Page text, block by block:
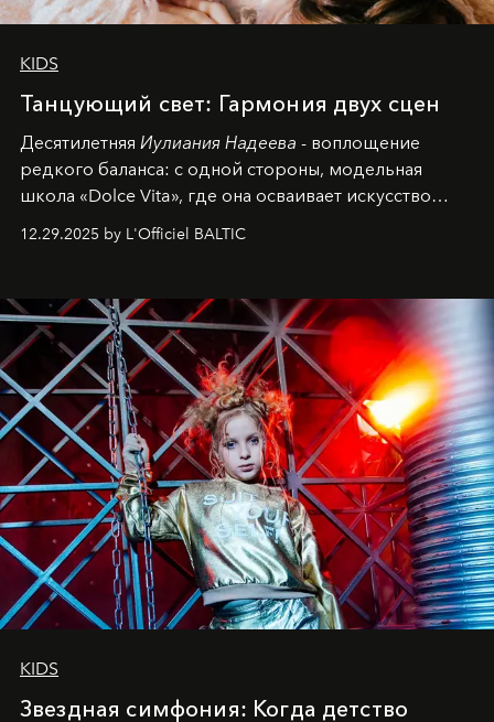
KIDS
Танцующий свет: Гармония двух сцен
Десятилетняя Иулиания Надеева - воплощение
редкого баланса: с одной стороны, модельная
школа «Dolce Vita», где она осваивает искусство
позы и образа, с другой - подготовительная
балетная студия при хореографическом училище,
танцевального пути за плечами.
12.29.2025 by L'Officiel BALTIC
KIDS
Звездная симфония: Когда детство